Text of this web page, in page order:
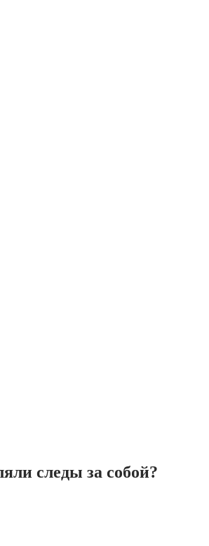
следы за собой?